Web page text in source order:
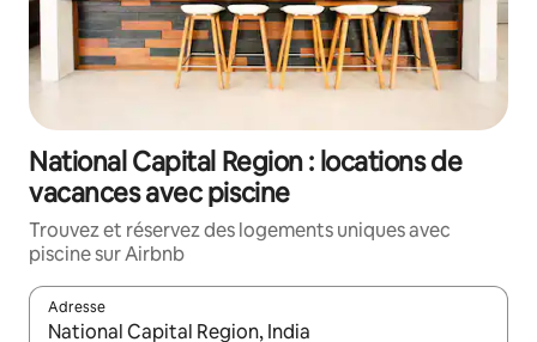
National Capital Region : locations de
vacances avec piscine
Trouvez et réservez des logements uniques avec
piscine sur Airbnb
Adresse
Lorsque les résultats s'affichent, utilisez les flèches vers le